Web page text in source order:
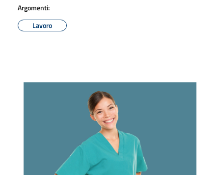
Argomenti:
Lavoro